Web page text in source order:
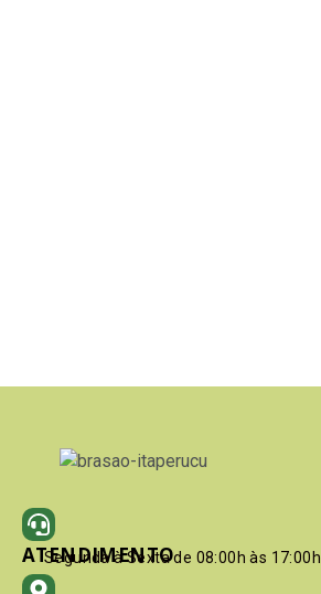
ATENDIMENTO
Segunda à Sexta de 08:00h às 17:00h